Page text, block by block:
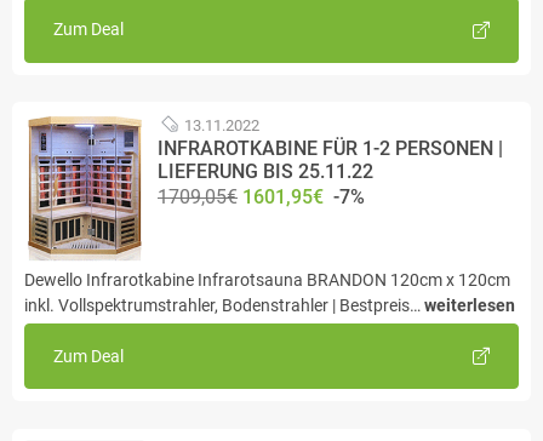
Zum Deal
13.11.2022
INFRAROTKABINE FÜR 1-2 PERSONEN |
LIEFERUNG BIS 25.11.22
1709,05€ 1601,95€ -7%
Dewello Infrarotkabine Infrarotsauna BRANDON 120cm x 120cm
inkl. Vollspektrumstrahler, Bodenstrahler | Bestpreis…weiterlesen
Zum Deal